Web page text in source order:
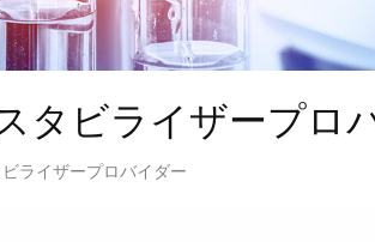
タビライザープロ
ライザープロバイダー